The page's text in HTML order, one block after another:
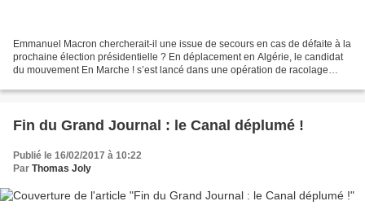
Emmanuel Macron chercherait-il une issue de secours en cas de défaite à la
prochaine élection présidentielle ? En déplacement en Algérie, le candidat
du mouvement En Marche ! s’est lancé dans une opération de racolage
Fin du Grand Journal : le Canal déplumé !
Publié le 16/02/2017 à 10:22
Par Thomas Joly